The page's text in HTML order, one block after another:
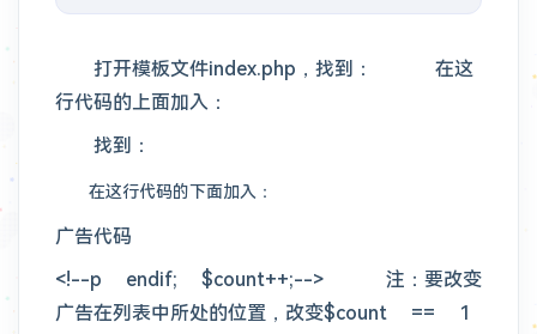
1年前：#开源 #建站/图床Foxel图床也是智能图库管理系统
2年前：在Vercel搭建了一个Bing壁纸的API，速度还是不错的，已经用到微博背景。搭建还是很简单的，Fork这个项目，然后把默认分支master改为vercel，然后直接在Vercel新建项目，导入你的fork，创建即可。除了获取Bing每日地址，这个API还可以获取网站信息，图标，标题等、获取QQ信息、QQ头像、QQ昵称等、获取短视频信息、去水印、抖音、火山、微视、皮皮虾、最右 🐙
打开模板文件index.php，找到： 在这
行代码的上面加入：
找到：
在这行代码的下面加入：
广告代码
<!--p endif; $count++;--> 注：要改变
广告在列表中所处的位置，改变$count == 1